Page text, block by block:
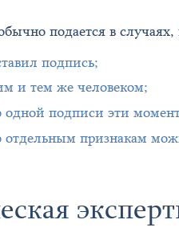
подается в
подпись;
и тем же человеком;
одной подписи эти
признакам